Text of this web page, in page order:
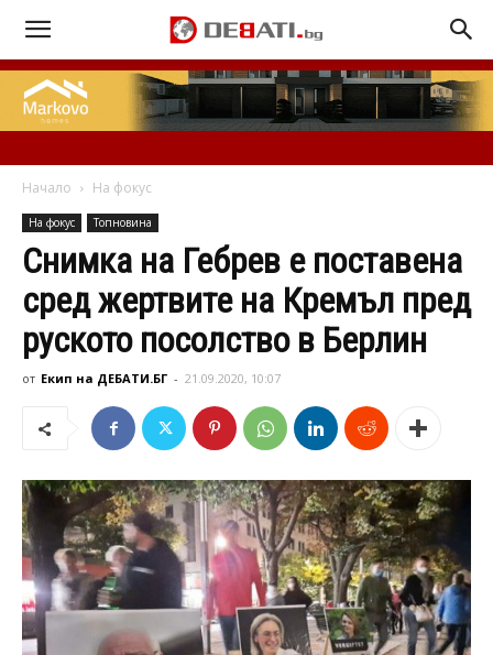
Начало На фокус
На фокус Топновина
Снимка на Гебрев е поставена
сред жертвите на Кремъл пред
руското посолство в Берлин
от Екип на ДЕБАТИ.БГ - 21.09.2020, 10:07